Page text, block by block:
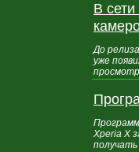
В
До
уже
Xperia X